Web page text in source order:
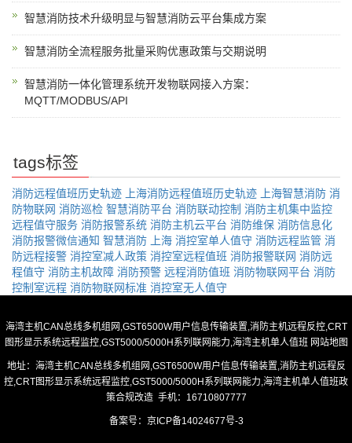
智慧消防技术升级明显与智慧消防云平台集成方案
智慧消防全流程服务批量采购优惠政策与交期说明
智慧消防一体化管理系统开发物联网接入方案：
MQTT/MODBUS/API
tags标签
消防远程值班历史轨迹 上海消防远程值班历史轨迹 上海智慧消防 消
防物联网 消防巡检 智慧消防平台 消防联动控制 消防主机集中监控
远程值守服务 消防报警系统 消防主机云平台 消防维保 消防信息化
消防报警微信通知 智慧消防 上海 消控室单人值守 消防远程监管 消
防远程接警 消控室减人政策 消控室远程值班 消防报警联网 消防远
程值守 消防主机故障 消防预警 远程消防值班 消防物联网平台 消防
控制室远程 消防物联网标准 消控室无人值守
海湾主机CAN总线多机组网,GST6500W用户信息传输装置,消防主机远程反控,CRT
图形显示系统远程监控,GST5000/5000H系列联网能力,海湾主机单人值班 网站地图
地址：海湾主机CAN总线多机组网,GST6500W用户信息传输装置,消防主机远程反
控,CRT图形显示系统远程监控,GST5000/5000H系列联网能力,海湾主机单人值班政
策合规改造 手机：16710807777
备案号： 京ICP备14024677号-3